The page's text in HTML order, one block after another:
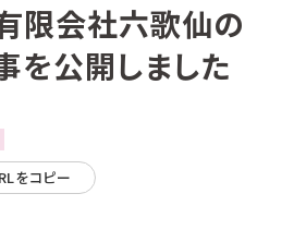
限会社六歌仙の
を公開しました
をコピー